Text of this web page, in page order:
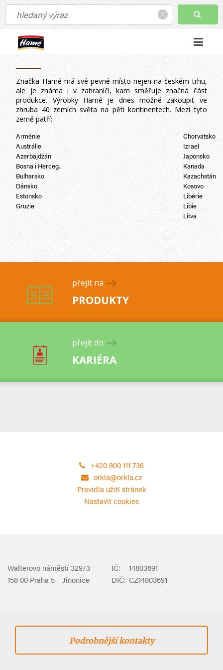
Hamé ve světě
Značka Hamé má své pevné místo nejen na českém trhu,
ale je známa i v zahraničí, kam směřuje značná část
produkce. Výrobky Hamé je dnes možné zakoupit ve
zhruba 40 zemích světa na pěti kontinentech. Mezi tyto
země patří:
Arménie
Austrálie
Azerbajdžán
Bosna i Herceg.
Bulharsko
Dánsko
Estonsko
Gruzie
Chorvatsko
Izrael
Japonsko
Kanada
Kazachstán
Kosovo
Libérie
Libie
Litva
přejít na
PRODUKTY
přejít do
KARIÉRA
+420 800 111 736
orkla@orkla.cz
Pravidla užití stránek
Nastavit cookies
Walterovo náměstí 329/3
158 00 Praha 5 – Jinonice
IČ:
14803691
DIČ: CZ14803691
Podrobnější kontakty